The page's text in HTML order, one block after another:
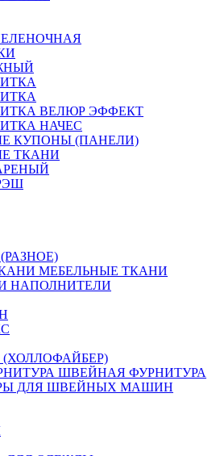
ВЕЛЮР ЭФФЕКТ
НАЧЕС
КУПОНЫ (ПАНЕЛИ)
ТКАНИ
МЕБЕЛЬНЫЕ ТКАНИ
НАПОЛНИТЕЛИ
ШВЕЙНАЯ ФУРНИТУРА
ДЛЯ ШВЕЙНЫХ МАШИН